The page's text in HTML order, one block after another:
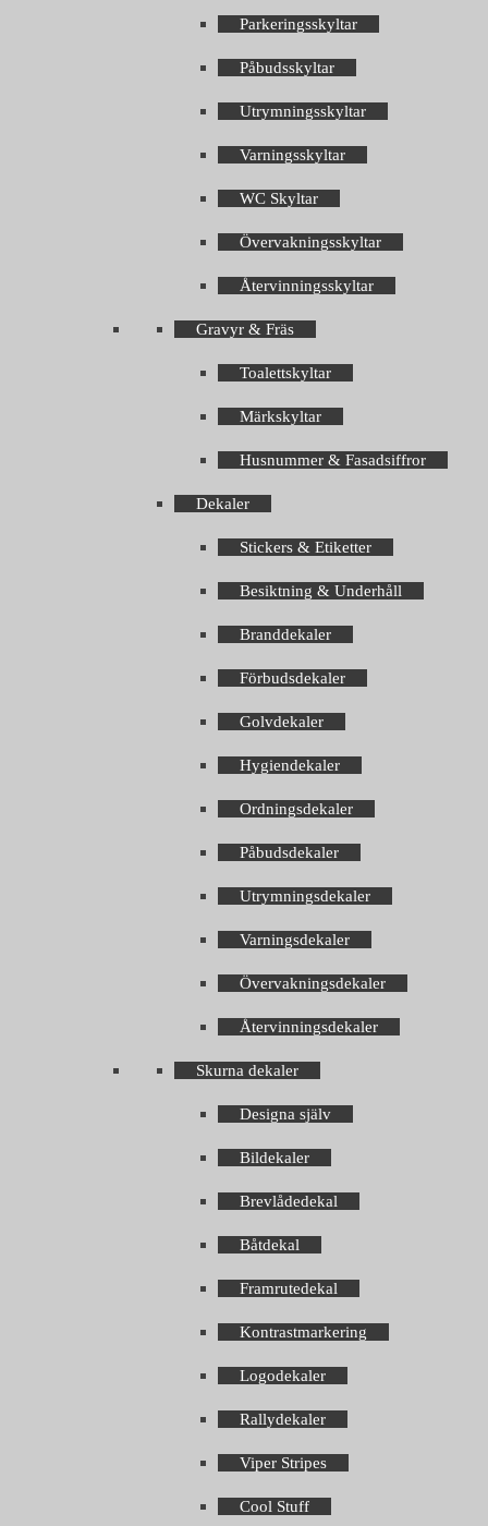
Parkeringsskyltar
Påbudsskyltar
Utrymningsskyltar
Varningsskyltar
WC Skyltar
Övervakningsskyltar
Återvinningsskyltar
Gravyr & Fräs
Toalettskyltar
Märkskyltar
Husnummer & Fasadsiffror
Dekaler
Stickers & Etiketter
Besiktning & Underhåll
Branddekaler
Förbudsdekaler
Golvdekaler
Hygiendekaler
Ordningsdekaler
Påbudsdekaler
Utrymningsdekaler
Varningsdekaler
Övervakningsdekaler
Återvinningsdekaler
Skurna dekaler
Designa själv
Bildekaler
Brevlådedekal
Båtdekal
Framrutedekal
Kontrastmarkering
Logodekaler
Rallydekaler
Viper Stripes
Cool Stuff